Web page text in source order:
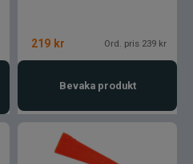
219 kr Ord. pris 239 kr
Bevaka produkt